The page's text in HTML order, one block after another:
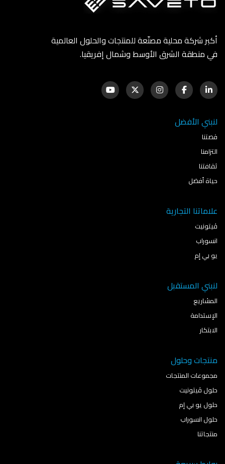
أكبر شركة محلية مصنّعة للمنتجات والحلول العالمية
في منطقة الشرق الأوسط وشمال إفريقيا.
لنبني الأفضل
قصتنا
التزامنا
ثقافتنا
حياة أفضل
علاماتنا التجارية
ڤيتونيت
انسوراب
يو بي إم
لنبني المستقبل
المشاريع
الإستدامة
الابتكار
منتجات وحلول
مجموعات المنتجات
حلول ڤيتونيت
حلول يو بي إم
حلول انسوراب
منتجاتنا